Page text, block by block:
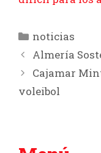
Categorías
noticias
Almería
Cajamar
voleibol